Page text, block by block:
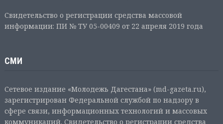
Свидетельство о регистрации средства массовой
информации: ПИ № ТУ 05-00409 от 22 апреля 2019 года
СМИ
Сетевое издание «Молодежь Дагестана» (md-gazeta.ru),
зарегистрирован Федеральной службой по надзору в
сфере связи, информационных технологий и массовых
коммуникаций. Свидетельство о регистрации средства